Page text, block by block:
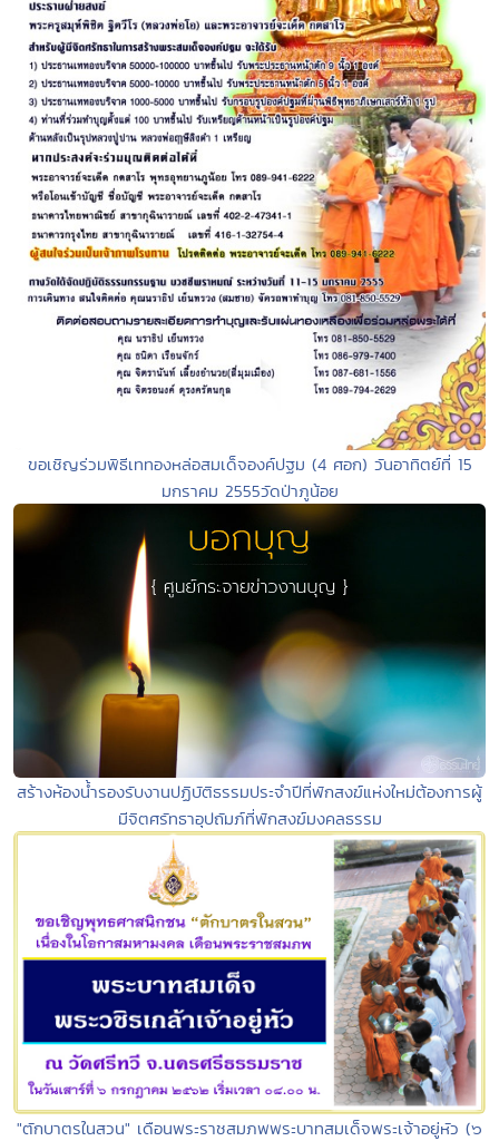
ขอเชิญร่วมพิธีเททองหล่อสมเด็จองค์ปฐม (4 ศอก) วันอาทิตย์ที่ 15
มกราคม 2555วัดป่าภูน้อย
สร้างห้องน้ำรองรับงานปฏิบัติธรรมประจำปีที่พักสงฆ์แห่งใหม่ต้องการผู้
มีจิตศรัทธาอุปถัมภ์ที่พักสงฆ์มงคลธรรม
"ตักบาตรในสวน" เดือนพระราชสมภพพระบาทสมเด็จพระเจ้าอยู่หัว (๖